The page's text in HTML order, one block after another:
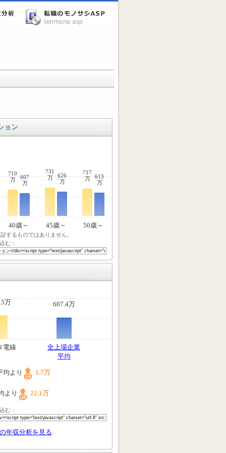
ョン
710
万
607
万
731
万
626
万
717
万
613
万
40歳～ 45歳～ 50歳～
するものではありません。
む：
万 607.4万
電線
全上場企業
平均
均より 1.7万
より 22.1万
む：
年収分析を見る